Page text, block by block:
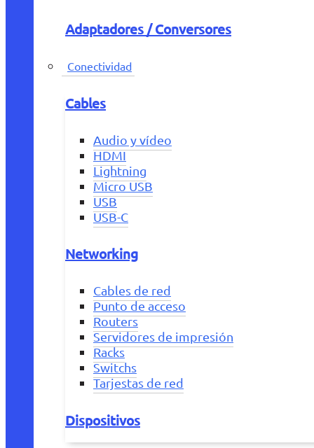
Adaptadores / Conversores
Conectividad
Cables
Audio y vídeo
HDMI
Lightning
Micro USB
USB
USB-C
Networking
Cables de red
Punto de acceso
Routers
Servidores de impresión
Racks
Switchs
Tarjestas de red
Dispositivos